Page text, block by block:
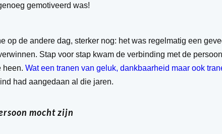
gemotiveerd was!
op de andere dag, sterker nog: het was regelmatig een
Stap voor stap kwam de verbinding met de
heen. Wat een tranen van geluk, dankbaarheid maar ook
had aangedaan al die jaren.
mocht zijn